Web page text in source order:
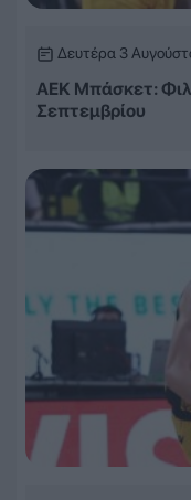
Δευτέρα 3
ΑΕΚ Μπάσκετ:
Σεπτεμβρίου